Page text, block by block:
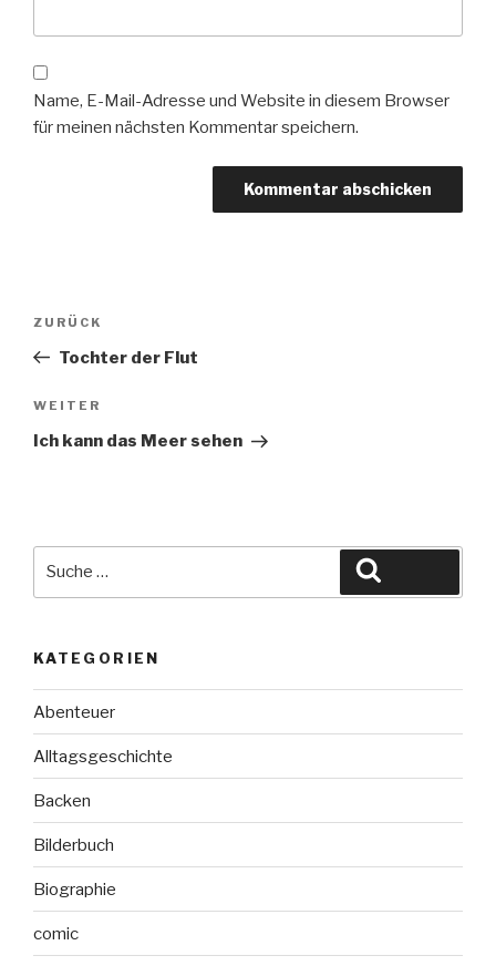
Name, E-Mail-Adresse und Website in diesem Browser
für meinen nächsten Kommentar speichern.
Beitragsnavigation
Vorheriger
Beitrag
ZURÜCK
Tochter der Flut
Nächster
Beitrag
WEITER
Ich kann das Meer sehen
KATEGORIEN
Abenteuer
Alltagsgeschichte
Backen
Bilderbuch
Biographie
comic